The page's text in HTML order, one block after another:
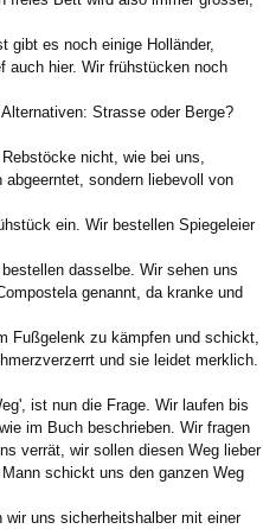
gibt es noch einige Holländer,
auch hier. Wir frühstücken noch
Strasse oder Berge?
nicht, wie bei uns,
sondern liebevoll von
ein. Wir bestellen Spiegeleier
dasselbe. Wir sehen uns
genannt, da kranke und
Fußgelenk zu kämpfen und schickt,
und sie leidet merklich.
ist nun die Frage. Wir laufen bis
im Buch beschrieben. Wir fragen
verrät, wir sollen diesen Weg lieber
schickt uns den ganzen Weg
uns sicherheitshalber mit einer